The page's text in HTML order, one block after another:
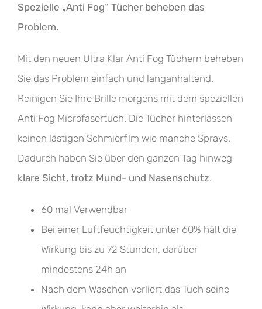
Spezielle „Anti Fog“ Tücher beheben das
Problem.
Mit den neuen Ultra Klar Anti Fog Tüchern beheben
Sie das Problem einfach und langanhaltend.
Reinigen Sie Ihre Brille morgens mit dem speziellen
Anti Fog Microfasertuch. Die Tücher hinterlassen
keinen lästigen Schmierfilm wie manche Sprays.
Dadurch haben Sie über den ganzen Tag hinweg
klare Sicht, trotz Mund- und Nasenschutz.
60 mal Verwendbar
Bei einer Luftfeuchtigkeit unter 60% hält die
Wirkung bis zu 72 Stunden, darüber
mindestens 24h an
Nach dem Waschen verliert das Tuch seine